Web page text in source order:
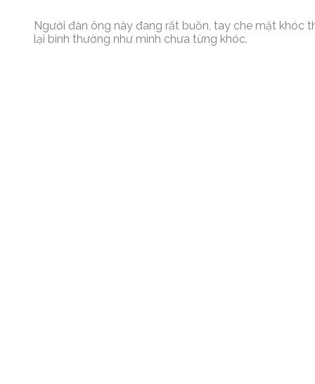
Người đàn ông này đang rất buồn, tay che mặt khóc
lại bình thường như mình chưa từng khóc.